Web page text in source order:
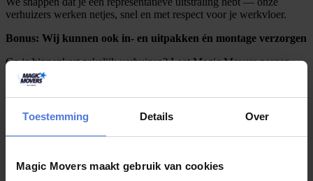
Toestemming Details Over
Magic Movers maakt gebruik van cookies
verhuizers werken netjes, snel en met respect voor je werkvloer.
Bonus: Wij kunnen ook in- en uitpakken én montage verzorgen
Ga je binnenkort zakelijk verhuizen? Laat Magic Movers zorgen
voor een soepele overgang, zodat jouw team zich weer kan focussen
op waar het goed in is.
Boek je verhuizing van
12 t/m 14 augustus en ontvang
korting. Daarnaast maak je automatisch kans op een luxe
weekendje weg voor 2 t.w.v.€500+! ✨
Magic Movers – zakelijk verhuizen met menselijke maat en
magische precisie.